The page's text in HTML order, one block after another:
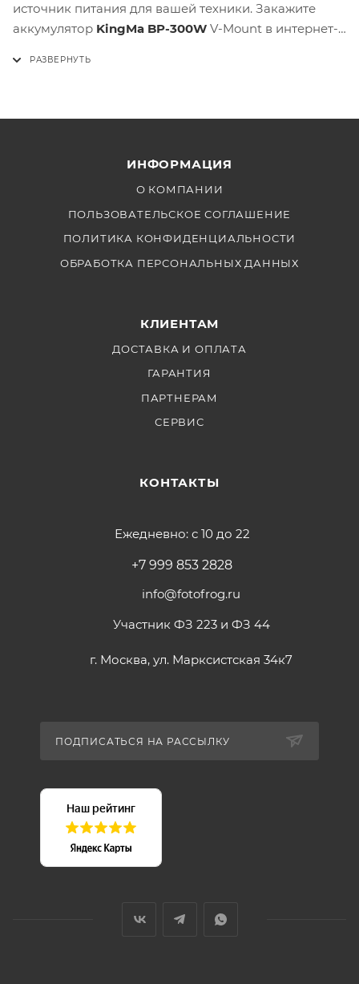
источник питания для вашей техники. Закажите
аккумулятор KingMa BP-300W V-Mount в интернет-
ИНФОРМАЦИЯ
О КОМПАНИИ
ПОЛЬЗОВАТЕЛЬСКОЕ СОГЛАШЕНИЕ
ПОЛИТИКА КОНФИДЕНЦИАЛЬНОСТИ
ОБРАБОТКА ПЕРСОНАЛЬНЫХ ДАННЫХ
КЛИЕНТАМ
ДОСТАВКА И ОПЛАТА
ГАРАНТИЯ
ПАРТНЕРАМ
СЕРВИС
КОНТАКТЫ
Ежедневно: с 10 до 22
+7 999 853 2828
info@fotofrog.ru
Участник ФЗ 223 и ФЗ 44
г. Москва, ул. Марксистская 34к7
ПОДПИСАТЬСЯ НА РАССЫЛКУ